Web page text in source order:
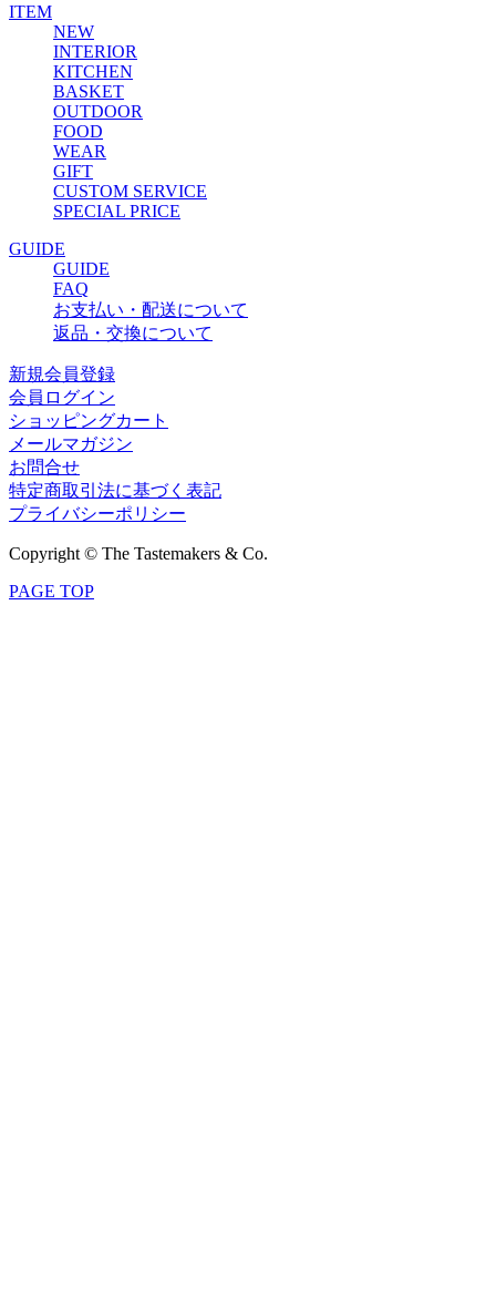
ITEM
NEW
INTERIOR
KITCHEN
BASKET
OUTDOOR
FOOD
WEAR
GIFT
CUSTOM SERVICE
SPECIAL PRICE
GUIDE
GUIDE
FAQ
お支払い・配送について
返品・交換について
新規会員登録
会員ログイン
ショッピングカート
メールマガジン
お問合せ
特定商取引法に基づく表記
プライバシーポリシー
Copyright © The Tastemakers & Co.
PAGE TOP